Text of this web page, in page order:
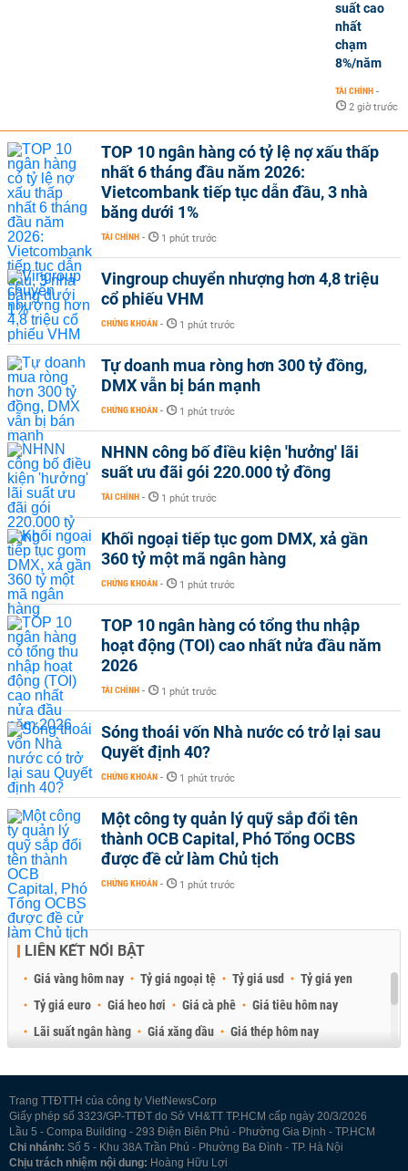
suất cao
nhất
chạm
8%/năm
TÀI CHÍNH -
2 giờ trước
TOP 10 ngân hàng có tỷ lệ nợ xấu thấp
nhất 6 tháng đầu năm 2026:
Vietcombank tiếp tục dẫn đầu, 3 nhà
băng dưới 1%
TÀI CHÍNH - 1 phút trước
Vingroup chuyển nhượng hơn 4,8 triệu
cổ phiếu VHM
CHỨNG KHOÁN - 1 phút trước
Tự doanh mua ròng hơn 300 tỷ đồng,
DMX vẫn bị bán mạnh
CHỨNG KHOÁN - 1 phút trước
NHNN công bố điều kiện 'hưởng' lãi
suất ưu đãi gói 220.000 tỷ đồng
TÀI CHÍNH - 1 phút trước
Khối ngoại tiếp tục gom DMX, xả gần
360 tỷ một mã ngân hàng
CHỨNG KHOÁN - 1 phút trước
TOP 10 ngân hàng có tổng thu nhập
hoạt động (TOI) cao nhất nửa đầu năm
2026
TÀI CHÍNH - 1 phút trước
Sóng thoái vốn Nhà nước có trở lại sau
Quyết định 40?
CHỨNG KHOÁN - 1 phút trước
Một công ty quản lý quỹ sắp đổi tên
thành OCB Capital, Phó Tổng OCBS
được đề cử làm Chủ tịch
CHỨNG KHOÁN - 1 phút trước
LIÊN KẾT NỔI BẬT
Giá vàng hôm nay Tỷ giá ngoại tệ Tỷ giá usd
Tỷ giá yen
Tỷ giá euro
Giá heo hơi Giá cà phê
Giá tiêu hôm nay
Lãi suất ngân hàng
Giá xăng dầu
Giá thép hôm nay
Trang TTĐTTH của công ty VietNewsCorp
Giấy phép số 3323/GP-TTĐT do Sở VH&TT TP.HCM cấp ngày 20/3/2026
Lầu 5 - Compa Building - 293 Điện Biên Phủ - Phường Gia Định - TP.HCM
Chi nhánh: Số 5 - Khu 38A Trần Phú - Phường Ba Đình - TP. Hà Nội
Chịu trách nhiệm nội dung: Hoàng Hữu Lợi